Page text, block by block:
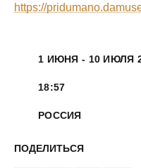
https://
1 ИЮНЯ - 10 ИЮЛЯ
18:57
РОССИЯ
ПОДЕЛИТЬСЯ